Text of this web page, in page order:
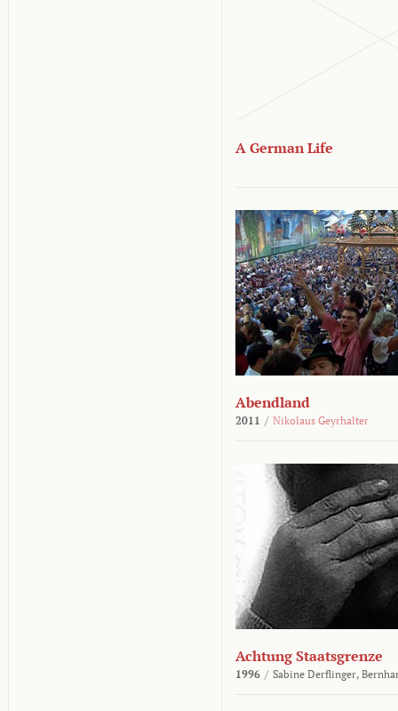
A German Life
Abendland
2011 / Nikolaus Geyrhalter
Achtung Staatsgrenze
1996 / Sabine Derflinger,